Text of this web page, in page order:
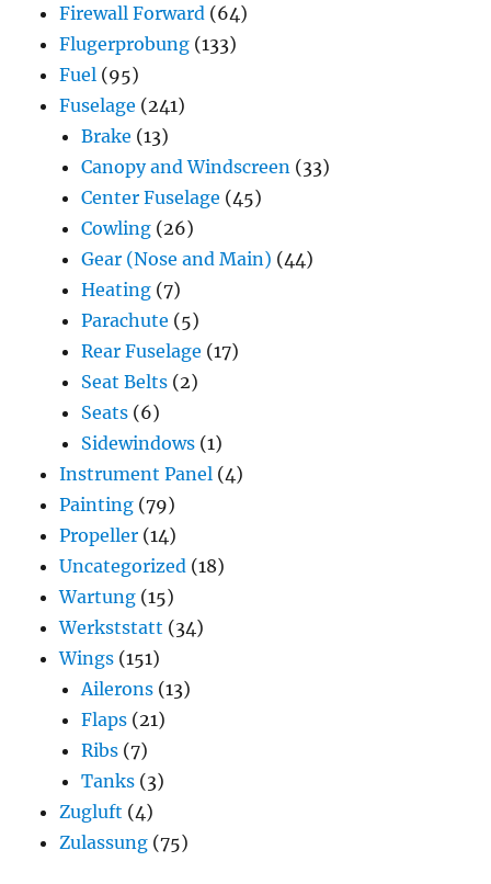
Firewall Forward (64)
Flugerprobung (133)
Fuel (95)
Fuselage (241)
Brake (13)
Canopy and Windscreen (33)
Center Fuselage (45)
Cowling (26)
Gear (Nose and Main) (44)
Heating (7)
Parachute (5)
Rear Fuselage (17)
Seat Belts (2)
Seats (6)
Sidewindows (1)
Instrument Panel (4)
Painting (79)
Propeller (14)
Uncategorized (18)
Wartung (15)
Werkststatt (34)
Wings (151)
Ailerons (13)
Flaps (21)
Ribs (7)
Tanks (3)
Zugluft (4)
Zulassung (75)